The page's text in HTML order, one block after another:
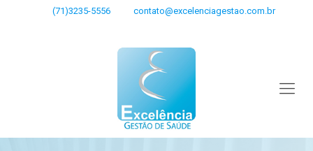
(71)3235-5556 contato@excelenciagestao.com.br